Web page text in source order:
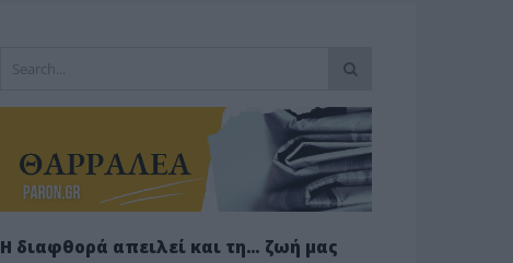
Η διαφθορά απειλεί και τη… ζωή μας